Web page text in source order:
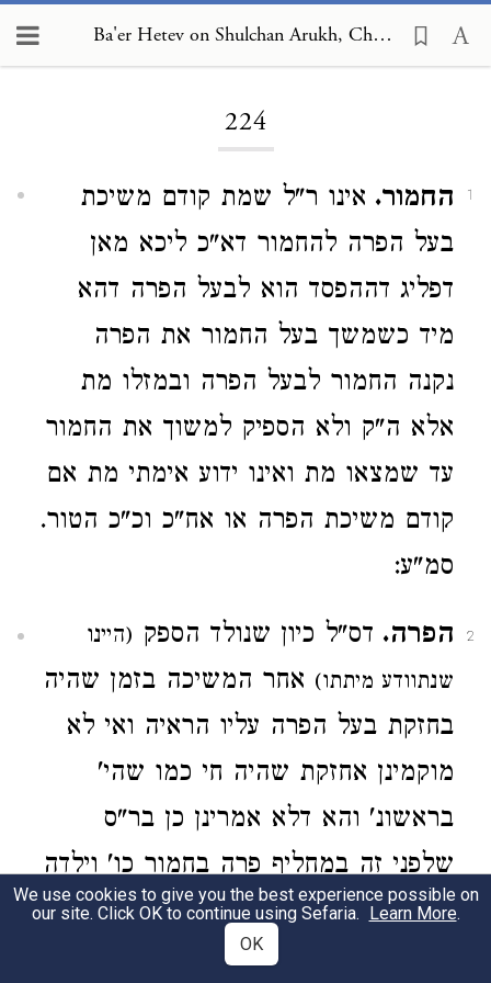
Ba'er Hetev on Shulchan Arukh, Choshen Mishpat 224
224
1 החמור. אינו ר"ל שמת קודם משיכת
בעל הפרה להחמור דא"כ ליכא מאן
דפליג דההפסד הוא לבעל הפרה דהא
מיד כשמשך בעל החמור את הפרה
נקנה החמור לבעל הפרה ובמזלו מת
אלא ה"ק ולא הספיק למשוך את החמור
עד שמצאו מת ואינו ידוע אימתי מת אם
קודם משיכת הפרה או אח"כ וכ"כ הטור.
סמ"ע:
2 הפרה. דס"ל כיון שנולד הספק (היינו
שנתוודע מיתתו) אחר המשיכה בזמן שהיה
בחזקת בעל הפרה עליו הראיה ואי לא
מוקמינן אחזקת שהיה חי כמו שהי'
בראשונ' והא דלא אמרינן כן בר"ס
שלפני זה במחליף פרה בחמור כו' וילדה
ואינו ידוע אם קודם המשיכה ילדה הפרה
או אח"כ דהל"ל כיון דבשעת משיכת
We use cookies to give you the best experience possible on
our site. Click OK to continue using Sefaria. Learn More.
OK